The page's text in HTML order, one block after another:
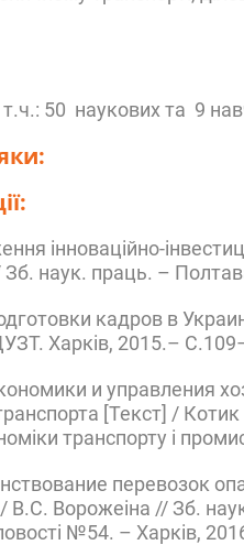
т.ч.: 50 наукових та 9
інноваційно-
наук. праць. –
кадров в
Харків, 2015.–
и управления
[Текст] /
транспорту і
перевозок
В.С. Ворожеіна // Зб.
№54. – Харків,